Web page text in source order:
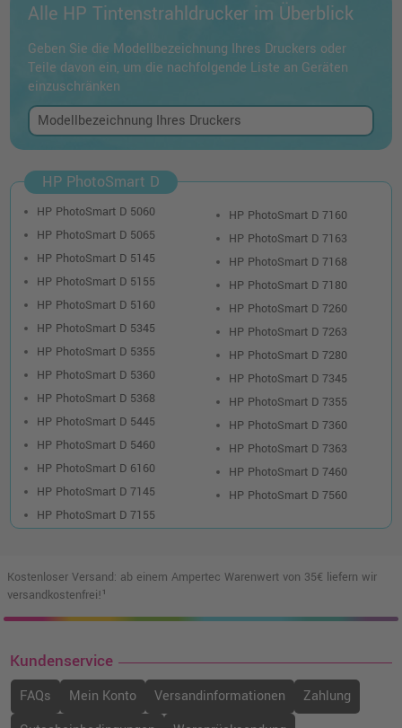
Alle HP Tintenstrahldrucker im Überblick
Geben Sie die Modellbezeichnung Ihres Druckers oder
Teile davon ein, um die nachfolgende Liste an Geräten
einzuschränken
HP PhotoSmart D
HP PhotoSmart D 5060
HP PhotoSmart D 5065
HP PhotoSmart D 5145
HP PhotoSmart D 5155
HP PhotoSmart D 5160
HP PhotoSmart D 5345
HP PhotoSmart D 5355
HP PhotoSmart D 5360
HP PhotoSmart D 5368
HP PhotoSmart D 5445
HP PhotoSmart D 5460
HP PhotoSmart D 6160
HP PhotoSmart D 7145
HP PhotoSmart D 7155
HP PhotoSmart D 7160
HP PhotoSmart D 7163
HP PhotoSmart D 7168
HP PhotoSmart D 7180
HP PhotoSmart D 7260
HP PhotoSmart D 7263
HP PhotoSmart D 7280
HP PhotoSmart D 7345
HP PhotoSmart D 7355
HP PhotoSmart D 7360
HP PhotoSmart D 7363
HP PhotoSmart D 7460
HP PhotoSmart D 7560
Kostenloser Versand: ab einem Ampertec Warenwert von 35€ liefern wir
versandkostenfrei!¹
Kundenservice
FAQs Mein Konto Versandinformationen
Zahlung